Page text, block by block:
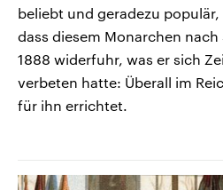
beliebt und geradezu
dass diesem Monarchen nach
1888 widerfuhr, was er sich
verbeten hatte: Überall im
für ihn errichtet.